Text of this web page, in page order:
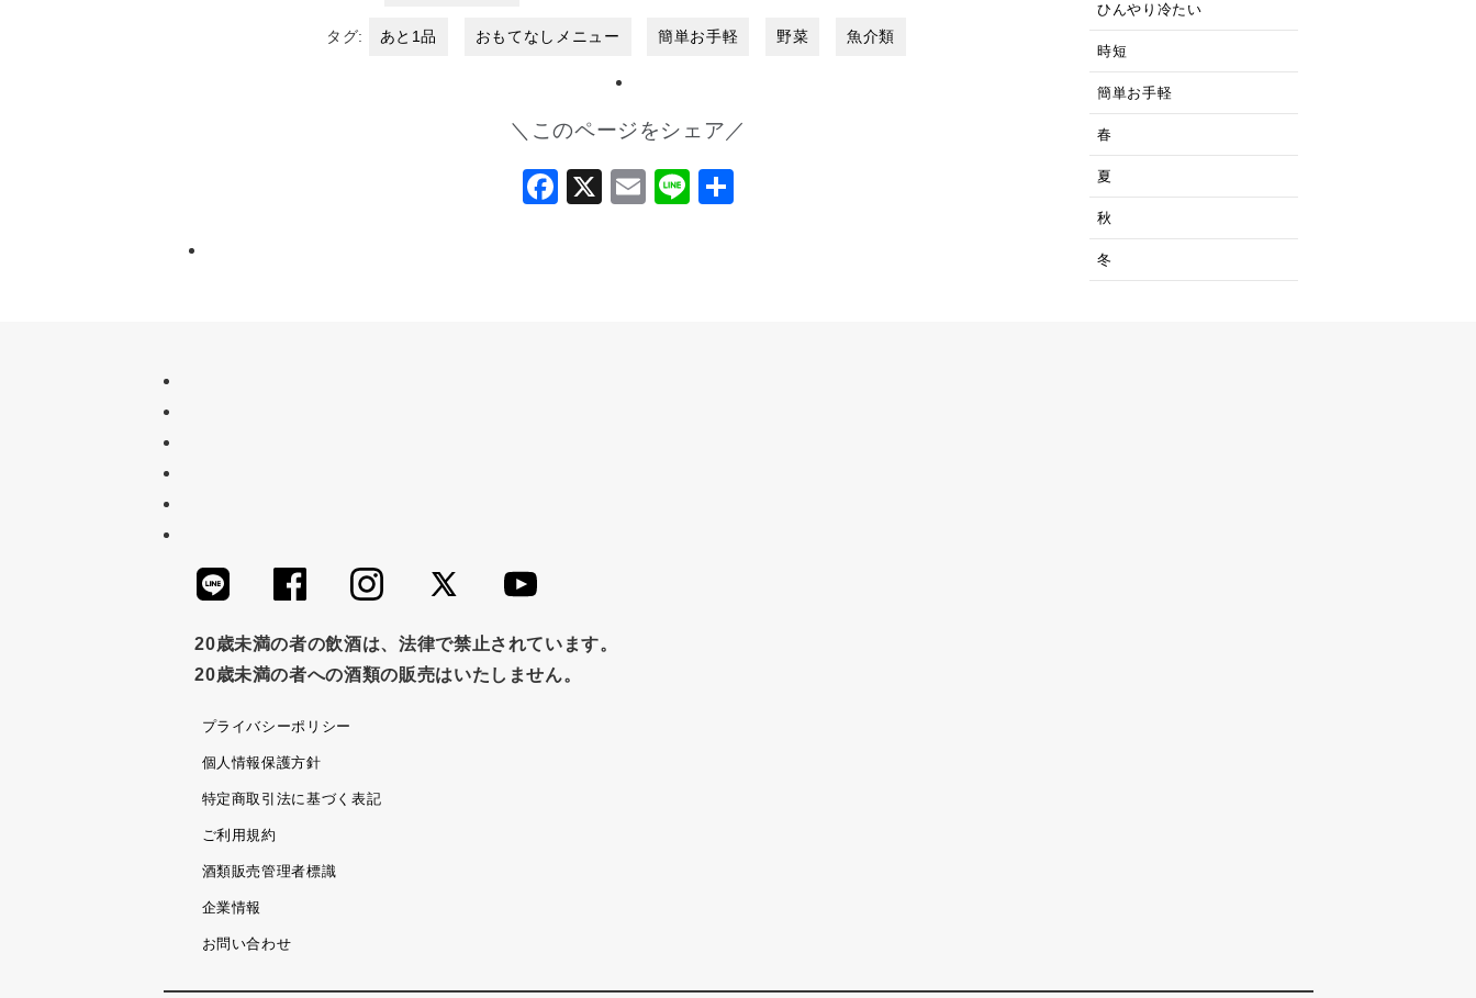
タグ: あと1品 おもてなしメニュー 簡単お手軽 野菜 魚介類
＼このページをシェア／
Facebook
X Email
Line
ひんやり冷たい
時短
簡単お手軽
春
夏
秋
冬
20歳未満の者の飲酒は、法律で禁止されています。
20歳未満の者への酒類の販売はいたしません。
プライバシーポリシー
個人情報保護方針
特定商取引法に基づく表記
ご利用規約
酒類販売管理者標識
企業情報
お問い合わせ